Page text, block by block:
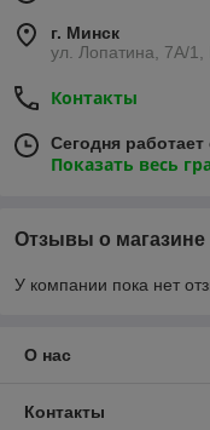
г. Минск
ул. Лопатина, 7А/
Контакты
Сегодня
Показать весь
Отзывы о магазине
У компании пока нет
О нас
Контакты